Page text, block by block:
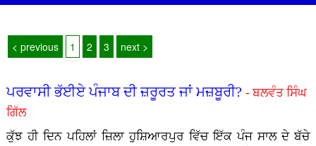
< previous 1 2 3 next >
ਪਰਵਾਸੀ ਭੱਈਏ ਪੰਜਾਬ ਦੀ ਜ਼ਰੂਰਤ ਜਾਂ ਮਜ਼ਬੂਰੀ? - ਬਲਵੰਤ ਸਿੰਘ
ਗਿੱਲ
ਕੁੱਝ ਹੀ ਦਿਨ ਪਹਿਲਾਂ ਜ਼ਿਲਾ ਹੁਸ਼ਿਆਰਪੁਰ ਵਿੱਚ ਇੱਕ ਪੰਜ ਸਾਲ ਦੇ ਬੱਚੇ